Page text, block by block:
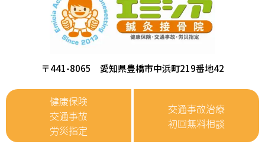
〒441-8065 愛知県豊橋市中浜町219番地42
健康保険
交通事故
労災指定
交通事故治療
初回無料相談